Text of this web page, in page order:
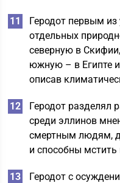
Геродот первым
отдельных
северную в
южную – в Египте
описав
Геродот разделял
среди эллинов
смертным людям,
и способны мстить
Геродот с